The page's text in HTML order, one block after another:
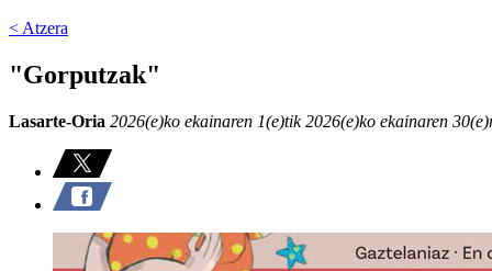
< Atzera
"Gorputzak"
Lasarte-Oria 2026(e)ko ekainaren 1(e)tik 2026(e)ko ekainaren